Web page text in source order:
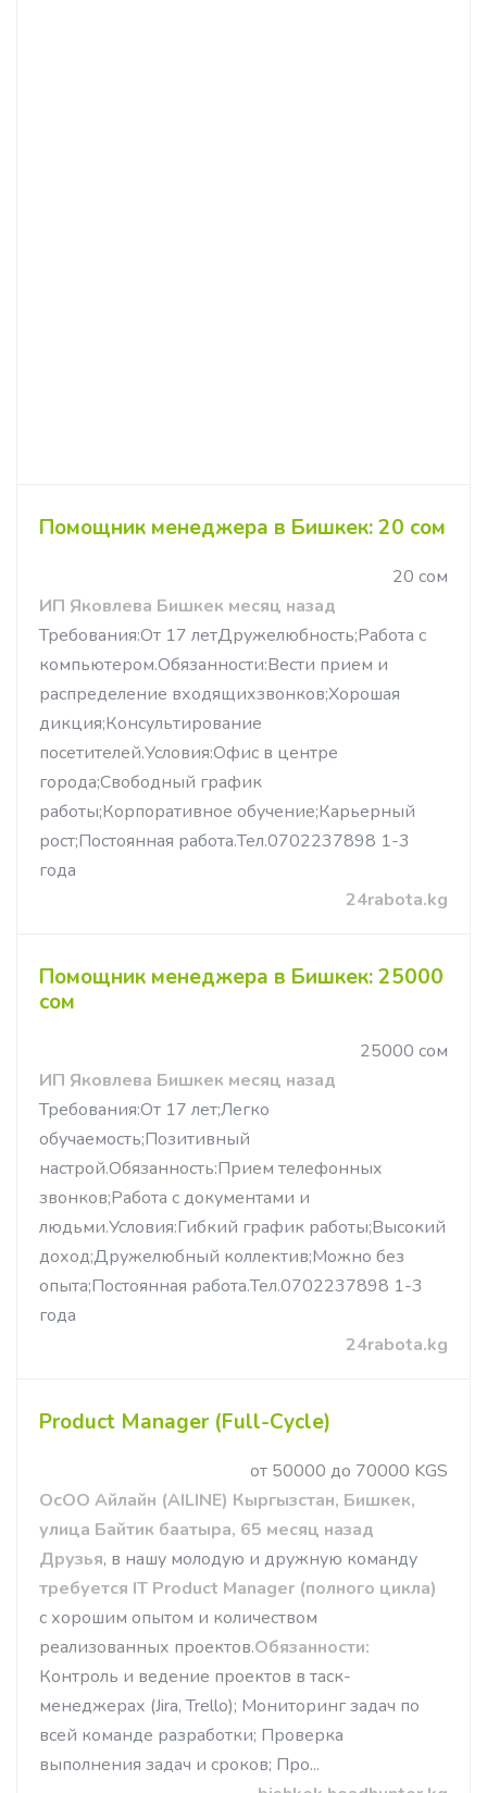
Помощник менеджера в Бишкек: 20 сом
20 сом
ИП Яковлева Бишкек месяц назад
Требования:От 17 летДружелюбность;Работа с
компьютером.Обязанности:Вести прием и
распределение входящихзвонков;Хорошая
дикция;Консультирование
посетителей.Условия:Офис в центре
города;Свободный график
работы;Корпоративное обучение;Карьерный
рост;Постоянная работа.Тел.0702237898 1-3
года
24rabota.kg
Помощник менеджера в Бишкек: 25000
сом
25000 сом
ИП Яковлева Бишкек месяц назад
Требования:От 17 лет;Легко
обучаемость;Позитивный
настрой.Обязанность:Прием телефонных
звонков;Работа с документами и
людьми.Условия:Гибкий график работы;Высокий
доход;Дружелюбный коллектив;Можно без
опыта;Постоянная работа.Тел.0702237898 1-3
года
24rabota.kg
Product Manager (Full-Cycle)
от 50000 до 70000 KGS
ОсОО Айлайн (AILINE) Кыргызстан, Бишкек,
улица Байтик баатыра, 65 месяц назад
Друзья, в нашу молодую и дружную команду
требуется IT Product Manager (полного цикла)
с хорошим опытом и количеством
реализованных проектов.Обязанности:
Контроль и ведение проектов в таск-
менеджерах (Jira, Trello); Мониторинг задач по
всей команде разработки; Проверка
выполнения задач и сроков; Про...